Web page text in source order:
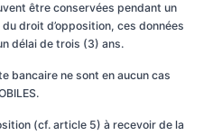
être conservées pendant un
du droit d’opposition, ces données
délai de trois (3) ans.
bancaire ne sont en aucun cas
(cf. article 5) à recevoir de la